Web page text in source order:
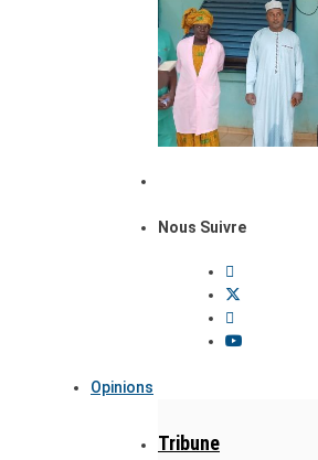
Nous Suivre
Opinions
Tribune